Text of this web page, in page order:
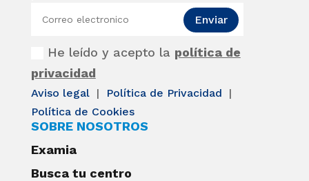
He leído y acepto la política de
privacidad
Enviar
Aviso legal | Política de Privacidad
|
Política de Cookies
SOBRE NOSOTROS
Examia
Busca tu centro